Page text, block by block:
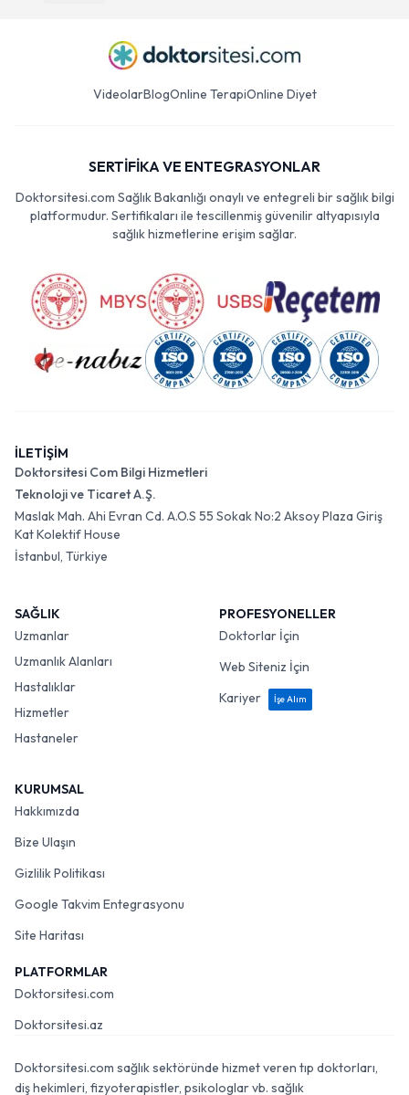
VideolarBlogOnline TerapiOnline Diyet
SERTİFİKA VE ENTEGRASYONLAR
Doktorsitesi.com Sağlık Bakanlığı onaylı ve entegreli bir sağlık bilgi
platformudur. Sertifikaları ile tescillenmiş güvenilir altyapısıyla
sağlık hizmetlerine erişim sağlar.
İLETİŞİM
Doktorsitesi Com Bilgi Hizmetleri
Teknoloji ve Ticaret A.Ş.
Maslak Mah. Ahi Evran Cd. A.O.S 55 Sokak No:2 Aksoy Plaza Giriş
Kat Kolektif House
İstanbul, Türkiye
SAĞLIK
Uzmanlar
Uzmanlık Alanları
Hastalıklar
Hizmetler
Hastaneler
PROFESYONELLER
Doktorlar İçin
Web Siteniz İçin
Kariyer
İşe Alım
KURUMSAL
Hakkımızda
Bize Ulaşın
Gizlilik Politikası
Google Takvim Entegrasyonu
Site Haritası
PLATFORMLAR
Doktorsitesi.com
Doktorsitesi.az
Doktorsitesi.com sağlık sektöründe hizmet veren tıp doktorları,
diş hekimleri, fizyoterapistler, psikologlar vb. sağlık